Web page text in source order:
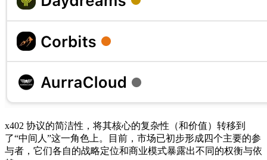
x402 协议的简洁性，将其核心的复杂性（和价值）转移到
了“中间人”这一角色上。目前，市场已初步形成四个主要的参
与者，它们各自的战略定位和商业模式暴露出不同的权衡与依